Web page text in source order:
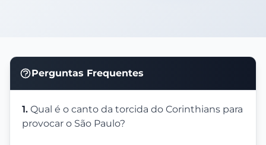
Perguntas Frequentes
1. Qual é o canto da torcida do Corinthians para
provocar o São Paulo?